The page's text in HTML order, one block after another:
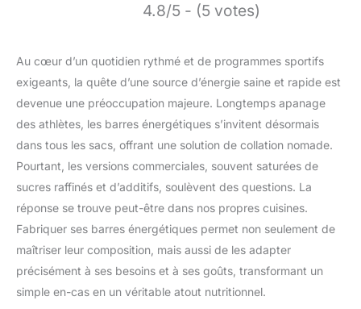
4.8/5 - (5 votes)
Au cœur d’un quotidien rythmé et de programmes sportifs
exigeants, la quête d’une source d’énergie saine et rapide est
devenue une préoccupation majeure. Longtemps apanage
des athlètes, les barres énergétiques s’invitent désormais
dans tous les sacs, offrant une solution de collation nomade.
Pourtant, les versions commerciales, souvent saturées de
sucres raffinés et d’additifs, soulèvent des questions. La
réponse se trouve peut-être dans nos propres cuisines.
Fabriquer ses barres énergétiques permet non seulement de
maîtriser leur composition, mais aussi de les adapter
précisément à ses besoins et à ses goûts, transformant un
simple en-cas en un véritable atout nutritionnel.